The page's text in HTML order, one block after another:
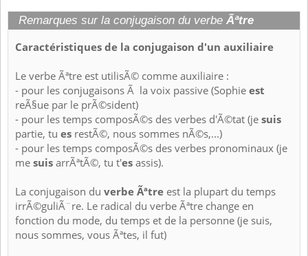
Remarques sur la conjugaison du verbe Ãªtre
Caractéristiques de la conjugaison d'un auxiliaire
Le verbe Ãªtre est utilisÃ© comme auxiliaire :
- pour les conjugaisons Ã la voix passive (Sophieest
reÃ§ue par le prÃ©sident)
- pour les temps composÃ©s des verbes d'Ã©tat (jesuis
partie, tu es restÃ©, nous sommes nÃ©s,...)
- pour les temps composÃ©s des verbes pronominaux (je
mesuisarrÃªtÃ©, tu t'esassis).
La conjugaison du verbe Ãªtre est la plupart du temps
irrÃ©guliÃ¨re. Le radical du verbe Ãªtre change en
fonction du mode, du temps et de la personne (je suis,
nous sommes, vous Ãªtes, il fut)